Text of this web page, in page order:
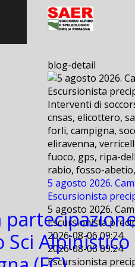
blog-detail
Interventi di
cnsas, elicottero,
forli, campigna,
eliravenna,
fuoco, gps, ripa-
rabio, fosso-
5 agosto 2026.
Escursionista
5 agosto 2026.
Escursionista
2026-08-06 09:24
2026-08-06 09:24
Escursionista
Sci Alpinistico